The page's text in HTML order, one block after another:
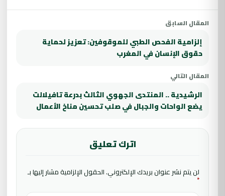
المقال السابق
إلزامية الفحص الطبي للموقوفين: تعزيز لحماية
حقوق الإنسان في المغرب
المقال التالي
الرشيدية .. المنتدى الجهوي الثالث بدرعة تافيلالت
يضع الواحات والجبال في صلب تحسين مناخ الأعمال
اترك تعليق
لن يتم نشر عنوان بريدك الإلكتروني.الحقول الإلزامية مشار إليها بـ
*